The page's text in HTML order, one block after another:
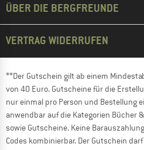
ÜBER DIE BERGFREUNDE
VERTRAG WIDERRUFEN
**Der Gutschein gilt ab einem
von 40 Euro. Gutscheine für die
nur einmal pro Person und Bestellung
anwendbar auf die Kategorien Bücher
sowie Gutscheine. Keine
Codes kombinierbar. Der Gutschein